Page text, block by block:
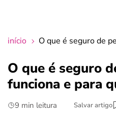
crédito fácil
últimas notícias
início O que é seguro de
O que é seguro
funciona e para
9 min leitura Salvar artigo